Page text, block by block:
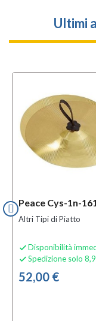
Ultimi
Peace Cys-1n-
Altri Tipi di Piatto
 Disponibilità
 Spedizione solo
52,00 €